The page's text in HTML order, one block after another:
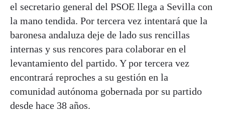
el secretario general del PSOE llega a Sevilla con
la mano tendida. Por tercera vez intentará que la
baronesa andaluza deje de lado sus rencillas
internas y sus rencores para colaborar en el
levantamiento del partido. Y por tercera vez
encontrará reproches a su gestión en la
comunidad autónoma gobernada por su partido
desde hace 38 años.